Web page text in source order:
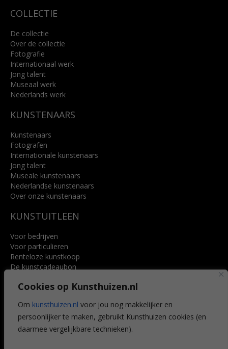
Cookies op Kunsthuizen.nl
Om kunsthuizen.nl voor jou nog makkelijker en
persoonlijker te maken, gebruikt Kunsthuizen cookies (en
daarmee vergelijkbare technieken).
COLLECTIE
De collectie
Over de collectie
Fotografie
Internationaal werk
Jong talent
Museaal werk
Nederlands werk
KUNSTENAARS
Kunstenaars
Fotografen
Internationale kunstenaars
Jong talent
Museale kunstenaars
Nederlandse kunstenaars
Over onze kunstenaars
KUNSTUITLEEN
Voor bedrijven
Voor particulieren
Renteloze kunstkoop
De kunstcadeaubon
Voordelen
Veelgestelde vragen
CONTACT